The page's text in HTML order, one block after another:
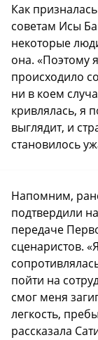
Как
советам Исы
некоторые
она. «Поэтому
происходило
ни в коем
кривлялась, я
выглядит, и
становилось
Напомним,
подтвердили
передаче
сценаристов.
пойти на
смог меня
легкость,
рассказала